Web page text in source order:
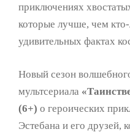
приключениях
которые лучше, чем
удивительных фактах
Новый сезон
мультсериала
(6+) о героических
Эстебана и его друзей,